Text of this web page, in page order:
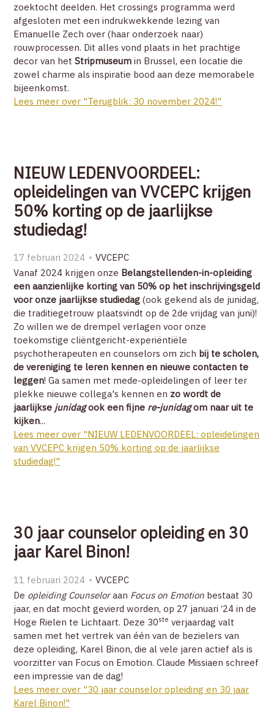
zoektocht deelden. Het crossings programma werd
afgesloten met een indrukwekkende lezing van
Emanuelle Zech over (haar onderzoek naar)
rouwprocessen. Dit alles vond plaats in het prachtige
decor van hetStripmuseum in Brussel, een locatie die
zowel charme als inspiratie bood aan deze memorabele
bijeenkomst.
Lees meer over "Terugblik: 30 november 2024!"
NIEUW LEDENVOORDEEL:
opleidelingen van VVCEPC krijgen
50% korting op de jaarlijkse
studiedag!
17 februari 2024
VVCEPC
Vanaf 2024 krijgen onze Belangstellenden-in-opleiding
een aanzienlijke korting van 50% op het inschrijvingsgeld
voor onze jaarlijkse studiedag (ook gekend als de junidag,
die traditiegetrouw plaatsvindt op de 2de vrijdag van juni)!
Zo willen we de drempel verlagen voor onze
toekomstige cliëntgericht-experiëntiële
psychotherapeuten en counselors om zich bij te scholen,
de vereniging te leren kennen en nieuwe contacten te
leggen! Ga samen met mede-opleidelingen of leer ter
plekke nieuwe collega's kennen en zo wordt de
jaarlijkse junidagook een fijne re-junidagom naar uit te
kijken...
Lees meer over "NIEUW LEDENVOORDEEL: opleidelingen
van VVCEPC krijgen 50% korting op de jaarlijkse
studiedag!"
30 jaar counselor opleiding en 30
jaar Karel Binon!
11 februari 2024
VVCEPC
De opleiding Counseloraan Focus on Emotion bestaat 30
jaar, en dat mocht gevierd worden, op 27 januari ‘24 in de
Hoge Rielen te Lichtaart. Deze 30ste verjaardag valt
samen met het vertrek van één van de bezielers van
deze opleiding, Karel Binon, die al vele jaren actief als is
voorzitter van Focus on Emotion. Claude Missiaen schreef
een impressie van de dag!
Lees meer over "30 jaar counselor opleiding en 30 jaar
Karel Binon!"